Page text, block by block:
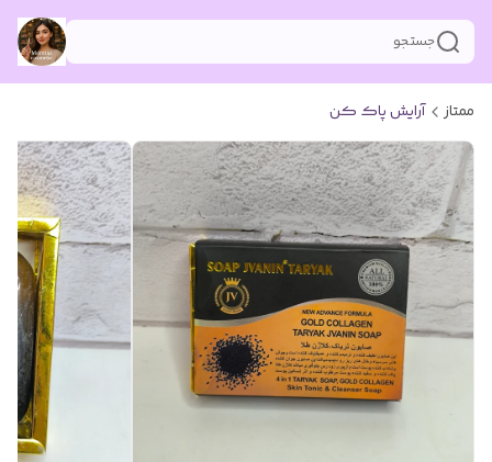
جستجو
ممتاز آرایش پاک کن